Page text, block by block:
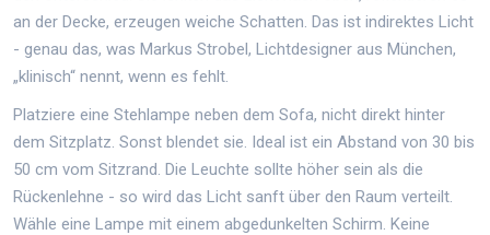
an der Decke, erzeugen weiche Schatten. Das ist indirektes Licht
- genau das, was Markus Strobel, Lichtdesigner aus München,
„klinisch“ nennt, wenn es fehlt.
Platziere eine Stehlampe neben dem Sofa, nicht direkt hinter
dem Sitzplatz. Sonst blendet sie. Ideal ist ein Abstand von 30 bis
50 cm vom Sitzrand. Die Leuchte sollte höher sein als die
Rückenlehne - so wird das Licht sanft über den Raum verteilt.
Wähle eine Lampe mit einem abgedunkelten Schirm. Keine